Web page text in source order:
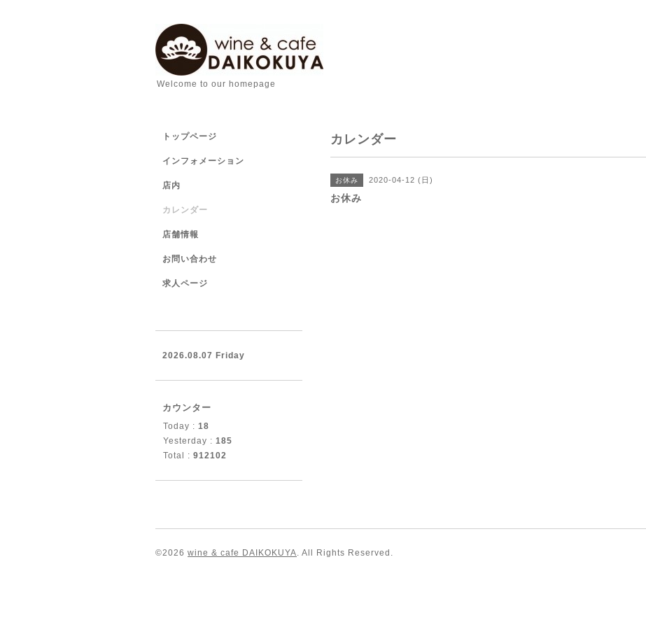
Welcome to our homepage
カレンダー
お休み 2020-04-12 (日)
お休み
トップページ
インフォメーション
店内
カレンダー
店舗情報
お問い合わせ
求人ページ
2026.08.07 Friday
カウンター
Today : 18
Yesterday : 185
Total : 912102
©2026 wine & cafe DAIKOKUYA. All Rights Reserved.